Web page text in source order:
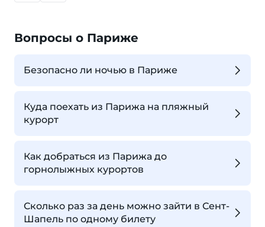
Вопросы о Париже
Безопасно ли ночью в Париже
Куда поехать из Парижа на пляжный
курорт
Как добраться из Парижа до
горнолыжных курортов
Сколько раз за день можно зайти в Сент-
Шапель по одному билету